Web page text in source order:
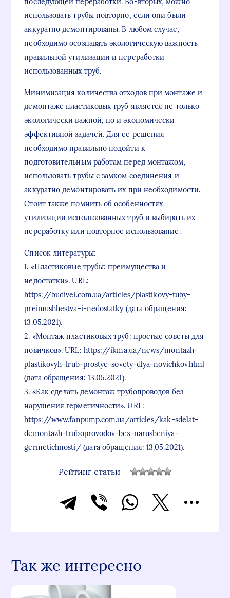
использовать трубы повторно, если они были
аккуратно демонтированы. В любом случае,
необходимо осознавать экологическую важность
правильной утилизации и переработки
использованных труб.
Минимизация количества отходов при монтаже и
демонтаже пластиковых труб является не только
экологически важной, но и экономически
эффективной задачей. Для ее решения
необходимо правильно подойти к
подготовительным работам перед монтажом,
использовать трубы с замком соединения и
аккуратно демонтировать их при необходимости.
Стоит также помнить об особенностях
утилизации использованных труб и выбирать их
переработку или повторное использование.
Список литературы:
1. «Пластиковые трубы: преимущества и
недостатки». URL:
https://budivel.com.ua/articles/plastikovy-tuby-
preimushhestva-i-nedostatky (дата обращения:
13.05.2021).
2. «Монтаж пластиковых труб: простые советы для
новичков». URL: https://ikma.ua/news/montazh-
plastikovyh-trub-prostye-sovety-dlya-novichkov.html
(дата обращения: 13.05.2021).
3. «Как сделать демонтаж трубопроводов без
нарушения герметичности». URL:
https://www.fanpump.com.ua/articles/kak-sdelat-
demontazh-truboprovodov-beз-narusheniya-
germetichnosti/ (дата обращения: 13.05.2021).
Рейтинг статьи
Так же интересно